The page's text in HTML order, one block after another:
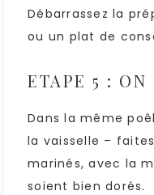
Débarrassez la
ou un plat de
ETAPE 5 :
Dans la même
la vaisselle –
marinés, avec la
soient bien dorés.